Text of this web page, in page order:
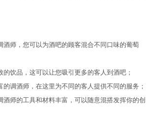
酒师，您可以为酒吧的顾客混合不同口味的葡萄
的饮品，这可以让您吸引更多的客人到酒吧；
的调酒师，在这里为不同的客人提供不同的服务；
酒师的工具和材料丰富，可以随意混搭发挥你的创